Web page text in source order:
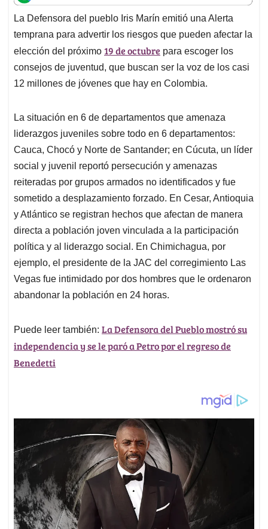
t
s
A
p
p
e
b
o
o
k
k
e
d
I
n
i
l
e
a
d
s
La Defensora del pueblo Iris Marín emitió una Alerta
temprana para advertir los riesgos que pueden afectar la
elección del próximo 19 de octubre para escoger los
consejos de juventud, que buscan ser la voz de los casi
12 millones de jóvenes que hay en Colombia.
La situación en 6 de departamentos que amenaza
liderazgos juveniles sobre todo en 6 departamentos:
Cauca, Chocó y Norte de Santander; en Cúcuta, un líder
social y juvenil reportó persecución y amenazas
reiteradas por grupos armados no identificados y fue
sometido a desplazamiento forzado. En Cesar, Antioquia
y Atlántico se registran hechos que afectan de manera
directa a población joven vinculada a la participación
política y al liderazgo social. En Chimichagua, por
ejemplo, el presidente de la JAC del corregimiento Las
Vegas fue intimidado por dos hombres que le ordenaron
abandonar la población en 24 horas.
Puede leer también: La Defensora del Pueblo mostró su
independencia y se le paró a Petro por el regreso de
Benedetti